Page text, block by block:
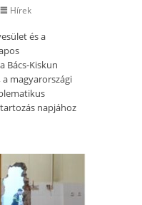
Hírek
és a
Bács-Kiskun
magyarországi
napjához